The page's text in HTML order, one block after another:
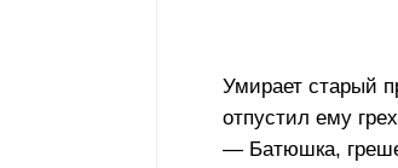
Умирает старый
отпустил ему
— Батюшка,